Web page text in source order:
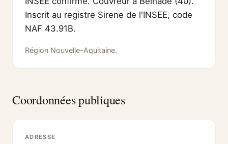
Inscrit au registre Sirene de l'INSEE, code
NAF 43.91B.
Région Nouvelle-Aquitaine.
Coordonnées publiques
ADRESSE